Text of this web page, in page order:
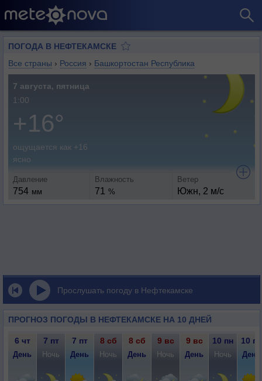
ПОГОДА В НЕФТЕКАМСКЕ
Все страны › Россия › Башкортостан Республика
7 августа, пятница
1:00
+16°
ощущается как +16
ясно
Давление
754 мм
Влажность
71 %
Ветер
Южн, 2 м/с
Прослушать погоду в Нефтекамске
ПРОГНОЗ ПОГОДЫ В НЕФТЕКАМСКЕ НА 10 ДНЕЙ
6 чт 7 пт 7 пт 8 сб 8 сб 9 вс 9 вс 10 пн 10 пн
День Ночь День Ночь День Ночь День Ночь День